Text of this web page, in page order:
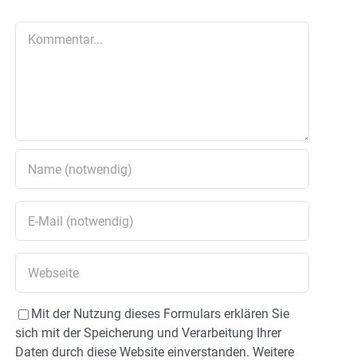
Mit der Nutzung dieses Formulars erklären Sie
sich mit der Speicherung und Verarbeitung Ihrer
Daten durch diese Website einverstanden. Weitere